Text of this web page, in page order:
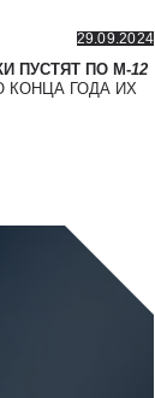
29.09.2024
ПУСТЯТ ПО М-12
КОНЦА ГОДА ИХ